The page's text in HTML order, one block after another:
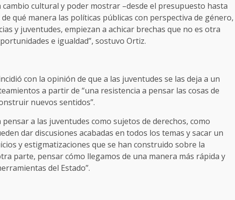
cambio cultural y poder mostrar –desde el presupuesto hasta
qué manera las políticas públicas con perspectiva de género,
y juventudes, empiezan a achicar brechas que no es otra
e igualdad”, sostuvo Ortiz.
con la opinión de que a las juventudes se las deja a un
a partir de “una resistencia a pensar las cosas de
nuevos sentidos”.
pensar a las juventudes como sujetos de derechos, como
dar discusiones acabadas en todos los temas y sacar un
y estigmatizaciones que se han construido sobre la
parte, pensar cómo llegamos de una manera más rápida y
del Estado”.